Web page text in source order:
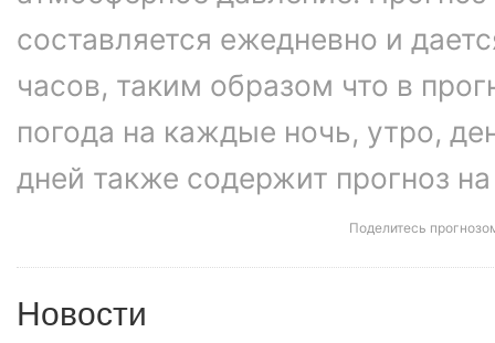
составляется ежедневно и
часов, таким образом что в
погода на каждые ночь, утро,
дней также содержит прогноз
Поделитесь
Новости